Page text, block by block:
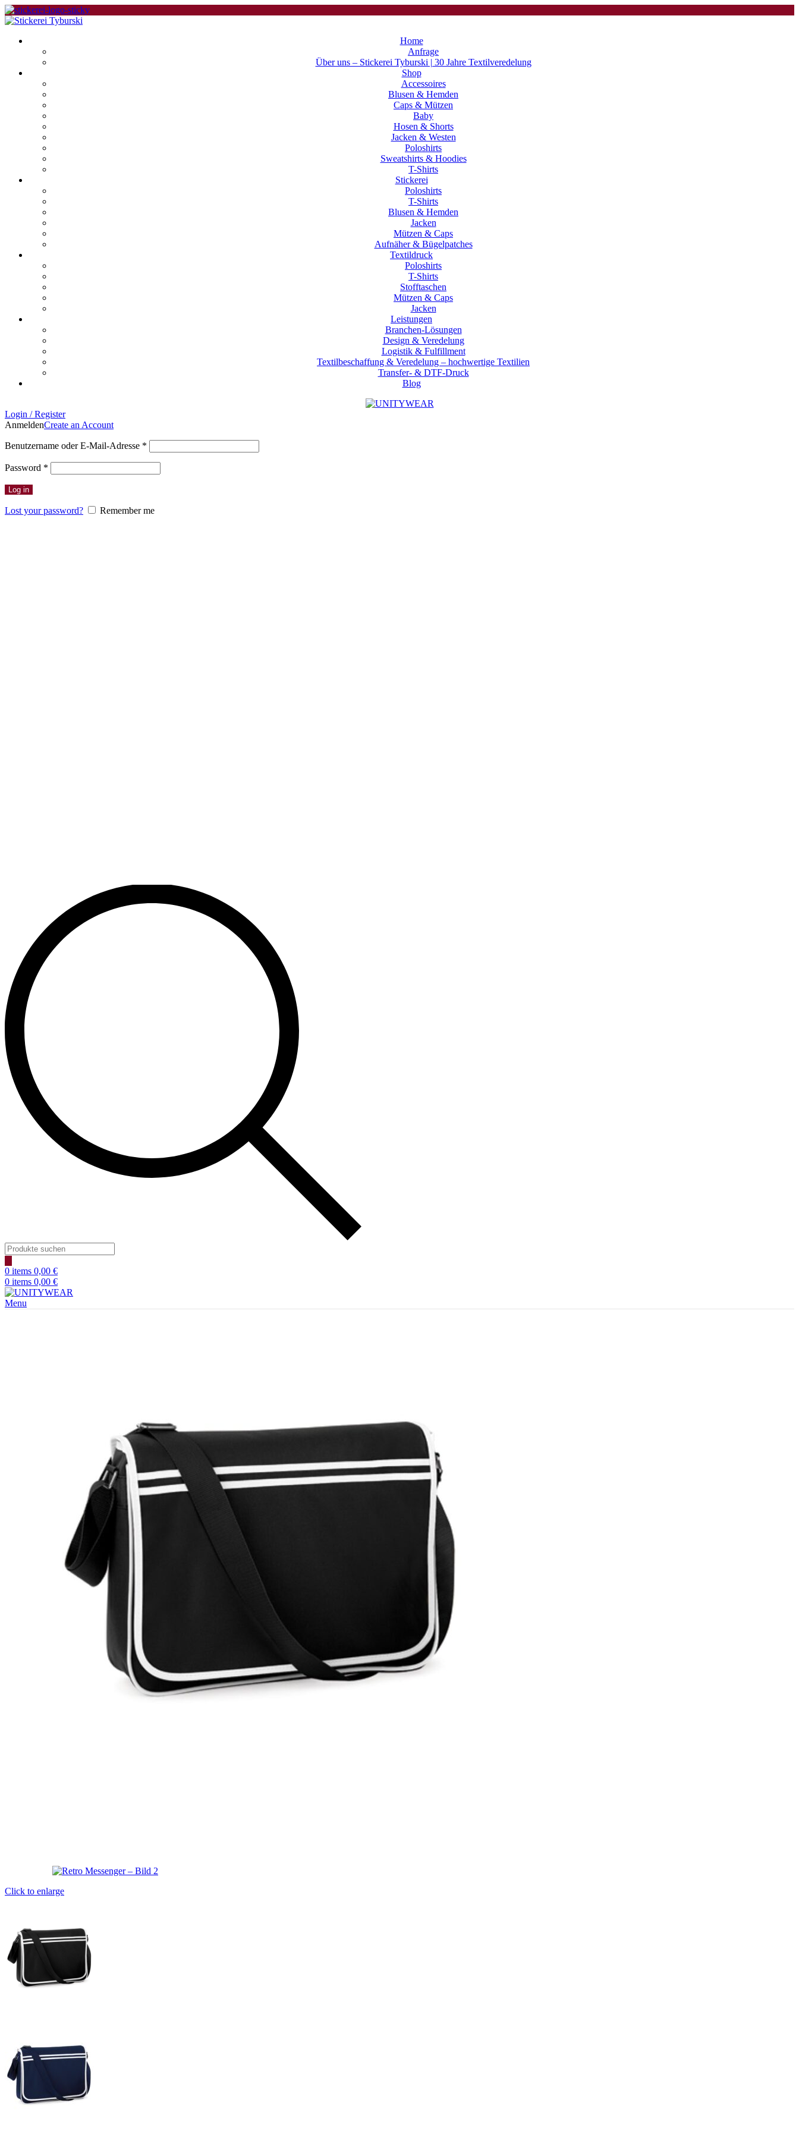
Home
Anfrage
Über uns – Stickerei Tyburski | 30 Jahre Textilveredelung
Shop
Accessoires
Blusen & Hemden
Caps & Mützen
Baby
Hosen & Shorts
Jacken & Westen
Poloshirts
Sweatshirts & Hoodies
T-Shirts
Stickerei
Poloshirts
T-Shirts
Blusen & Hemden
Jacken
Mützen & Caps
Aufnäher & Bügelpatches
Textildruck
Poloshirts
T-Shirts
Stofftaschen
Mützen & Caps
Jacken
Leistungen
Branchen-Lösungen
Design & Veredelung
Logistik & Fulfillment
Textilbeschaffung & Veredelung – hochwertige Textilien
Transfer- & DTF-Druck
Blog
Login / Register
AnmeldenCreate an Account
Benutzername oder E-Mail-Adresse *
Password *
Log in
Lost your password? Remember me
Products
search
0 items 0,00 €
0 items 0,00 €
Menu
Click to enlarge